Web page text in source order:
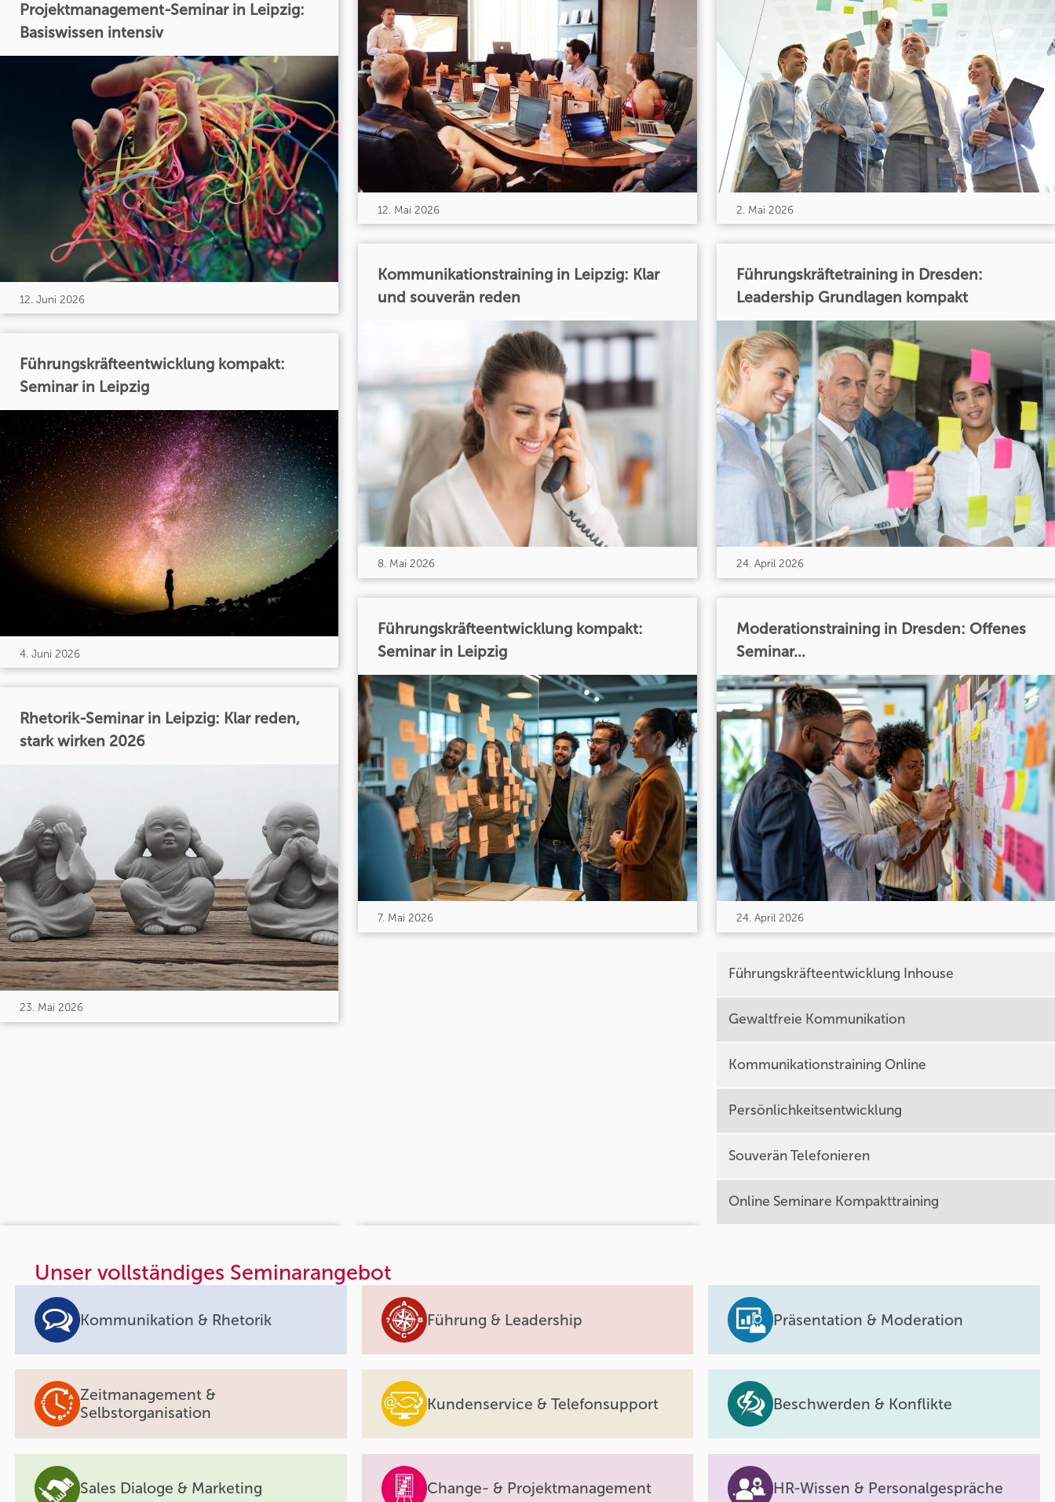
Projektmanagement-Seminar in Leipzig:
Basiswissen intensiv
12. Juni 2026
Führungskräfteentwicklung kompakt:
Seminar in Leipzig
4. Juni 2026
Rhetorik-Seminar in Leipzig: Klar reden,
stark wirken 2026
23. Mai 2026
12. Mai 2026
Kommunikationstraining in Leipzig: Klar
und souverän reden
8. Mai 2026
Führungskräfteentwicklung kompakt:
Seminar in Leipzig
7. Mai 2026
2. Mai 2026
Führungskräftetraining in Dresden:
Leadership Grundlagen kompakt
24. April 2026
Moderationstraining in Dresden: Offenes
Seminar...
24. April 2026
Führungskräfteentwicklung Inhouse
Gewaltfreie Kommunikation
Kommunikationstraining Online
Persönlichkeitsentwicklung
Souverän Telefonieren
Online Seminare Kompakttraining
Unser vollständiges Seminarangebot
Kommunikation & Rhetorik Führung & Leadership Präsentation & Moderation
Zeitmanagement &
Selbstorganisation
Kundenservice & Telefonsupport Beschwerden & Konflikte
Sales Dialoge & Marketing Change- & Projektmanagement HR-Wissen & Personalgespräche